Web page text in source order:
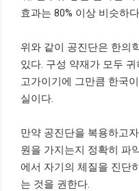
효과는 80% 이상 비슷하
위와 같이 공진단은 한의
있다. 구성 약재가 모두
고가이기에 그만큼 한국
실이다.
만약 공진단을 복용하고
원을 가지는지 정확히 파
에서 자기의 체질을 진단
는 것을 권한다.